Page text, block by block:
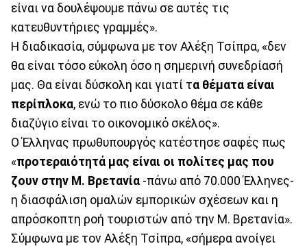
είναι να δουλέψουμε πάνω σε αυτές τις
κατευθυντήριες γραμμές».
Η διαδικασία, σύμφωνα με τον Αλέξη Τσίπρα, «δεν
θα είναι τόσο εύκολη όσο η σημερινή συνεδρίασή
μας. Θα είναι δύσκολη και γιατί τα θέματα είναι
περίπλοκα, ενώ το πιο δύσκολο θέμα σε κάθε
διαζύγιο είναι το οικονομικό σκέλος».
Ο Έλληνας πρωθυπουργός κατέστησε σαφές πως
«προτεραιότητά μας είναι οι πολίτες μας που
ζουν στην Μ. Βρετανία -πάνω από 70.000 Έλληνες-
η διασφάλιση ομαλών εμπορικών σχέσεων και η
απρόσκοπτη ροή τουριστών από την Μ. Βρετανία».
Σύμφωνα με τον Αλέξη Τσίπρα, «σήμερα ανοίγει